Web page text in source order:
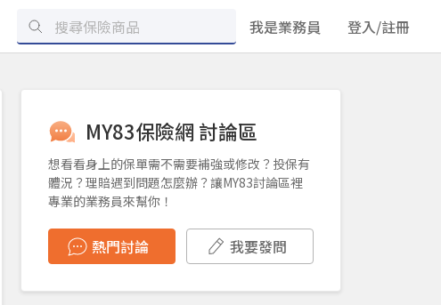
我是業務員 登入/註冊
MY83保險網 討論區
想看看身上的保單需不需要補強或修改？投保有
體況？理賠遇到問題怎麼辦？讓MY83討論區裡
專業的業務員來幫你！
熱門討論 我要發問